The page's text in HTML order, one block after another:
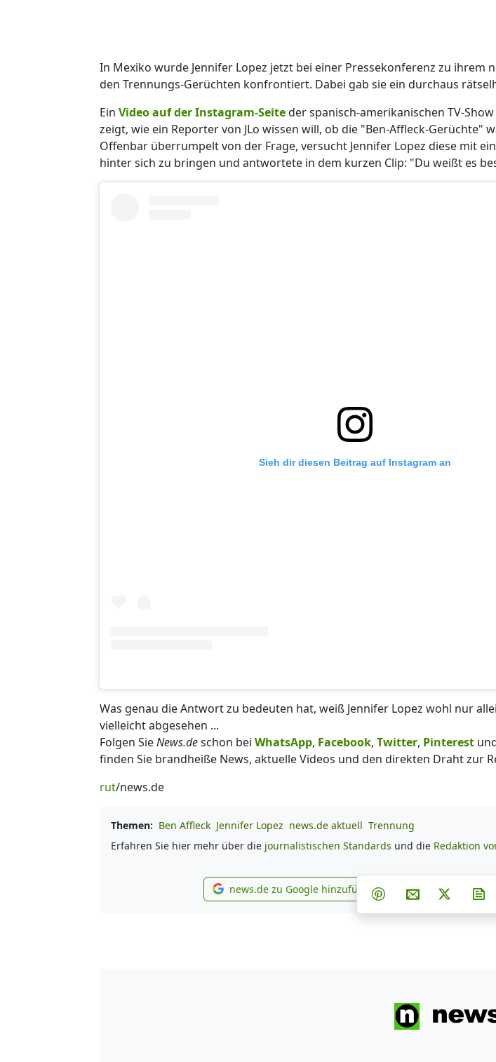
In Mexiko wurde Jennifer Lopez jetzt bei einer Pressekonferenz zu ihrem
den Trennungs-Gerüchten konfrontiert. Dabei gab sie ein durchaus
Ein Video auf der Instagram-Seiteder spanisch-amerikanischen TV-
zeigt, wie ein Reporter von JLo wissen will, ob die "Ben-Affleck-Gerüchte"
Offenbar überrumpelt von der Frage, versucht Jennifer Lopez diese mit
hinter sich zu bringen und antwortete in dem kurzen Clip: "Du weißt es
Sieh dir diesen Beitrag auf Instagram an
Was genau die Antwort zu bedeuten hat, weiß Jennifer Lopez wohl nur
vielleicht abgesehen ...
Folgen SieNews.deschon bei WhatsApp, Facebook, Twitter, Pinterest
finden Sie brandheiße News, aktuelle Videos und den direkten Draht zur
rut/news.de
Themen: Ben Affleck Jennifer Lopez news.de aktuell Trennung
Erfahren Sie hier mehr über die journalistischen Standards und die Redaktion
news.de zu Google hinzufügen
news.de zu Google hinzufügen Teilen aufTeilen auf
Teilen auf Pinterest
Per E-Mail teilen
Post auf X